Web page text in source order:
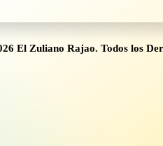
El Zuliano Rajao. Todos los